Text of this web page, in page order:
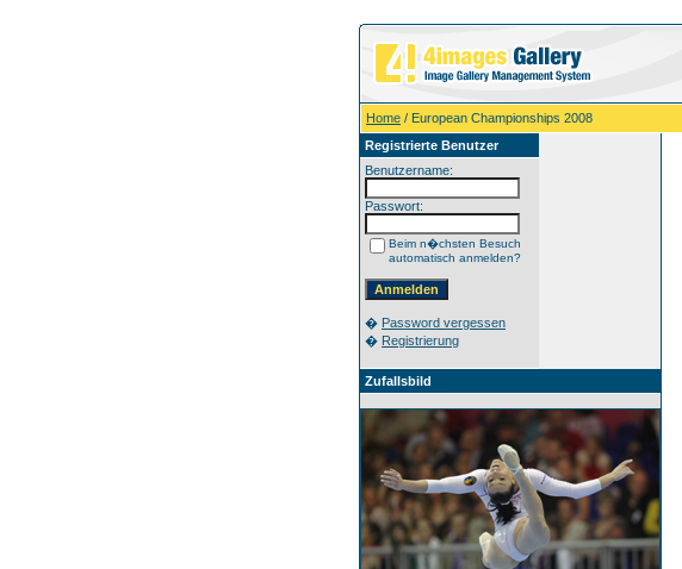
Home / European Championships 2008
Registrierte Benutzer
Benutzername:
Passwort:
Beim n�chsten Besuch
automatisch anmelden?
� Password vergessen
� Registrierung
Zufallsbild